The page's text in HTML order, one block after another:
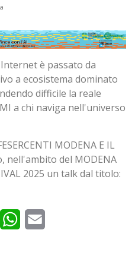
è passato da
a ecosistema dominato
difficile la reale
a chi naviga nell'universo
MODENA E IL
nell'ambito del MODENA
2025 un talk dal titolo:
Twitter WhatsApp